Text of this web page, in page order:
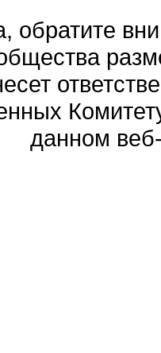
обратите
данном